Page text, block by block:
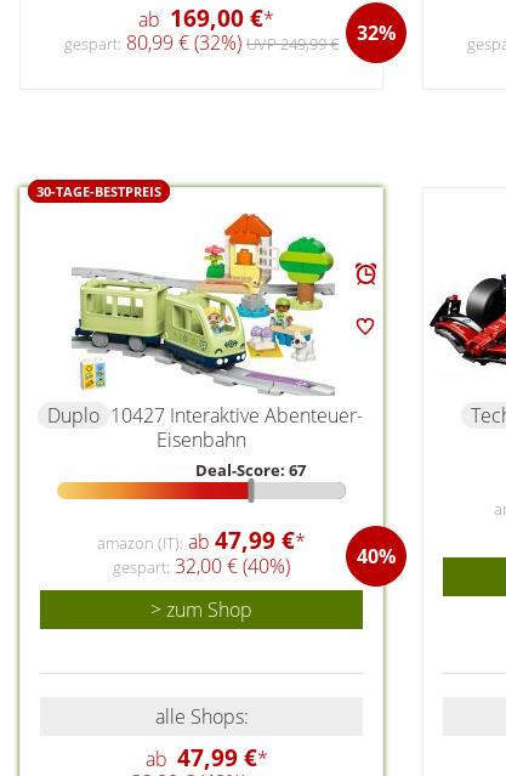
ab 169,00 €* 32%
gespart: 80,99 € (32%) UVP 249,99 €
30-TAGE-BESTPREIS
Duplo 10427 Interaktive Abenteuer-
Eisenbahn
Deal-Score: 67
amazon (IT): ab 47,99 €*
40%
gespart: 32,00 € (40%)
> zum Shop
alle Shops:
ab 47,99 €*